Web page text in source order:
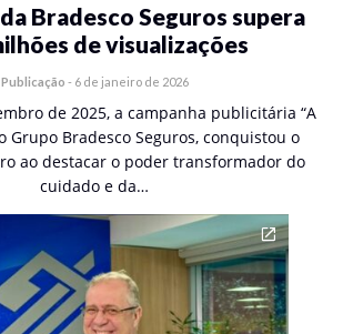
Bradesco Seguros supera
de visualizações
Publicação - 6 de janeiro de 2026
de 2025, a campanha publicitária “A
Grupo Bradesco Seguros, conquistou o
ao destacar o poder transformador do
cuidado e da…